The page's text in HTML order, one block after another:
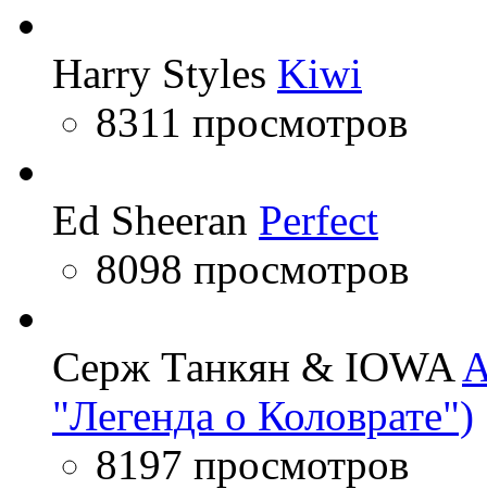
Harry Styles Kiwi
8311 просмотров
Ed Sheeran Perfect
8098 просмотров
Серж Танкян & IOWA
"Легенда о Коловрате")
8197 просмотров